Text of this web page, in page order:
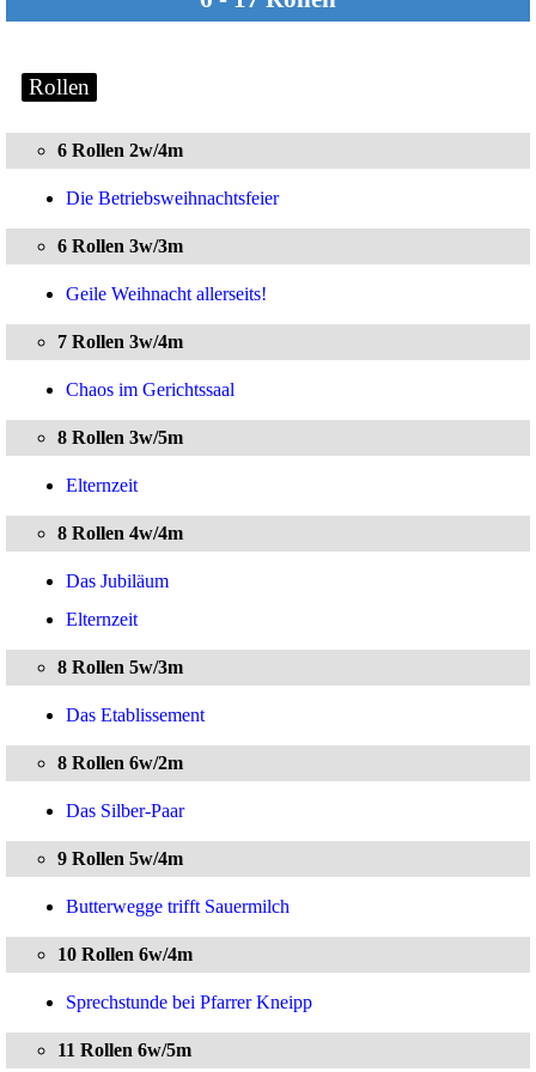
Rollen
6 Rollen 2w/4m
Die Betriebsweihnachtsfeier
6 Rollen 3w/3m
Geile Weihnacht allerseits!
7 Rollen 3w/4m
Chaos im Gerichtssaal
8 Rollen 3w/5m
Elternzeit
8 Rollen 4w/4m
Das Jubiläum
Elternzeit
8 Rollen 5w/3m
Das Etablissement
8 Rollen 6w/2m
Das Silber-Paar
9 Rollen 5w/4m
Butterwegge trifft Sauermilch
10 Rollen 6w/4m
Sprechstunde bei Pfarrer Kneipp
11 Rollen 6w/5m